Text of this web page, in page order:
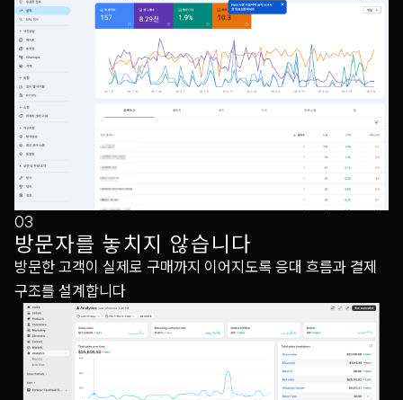
03
방문자를 놓치지 않습니다
방문한 고객이 실제로 구매까지 이어지도록 응대 흐름과 결제
구조를 설계합니다